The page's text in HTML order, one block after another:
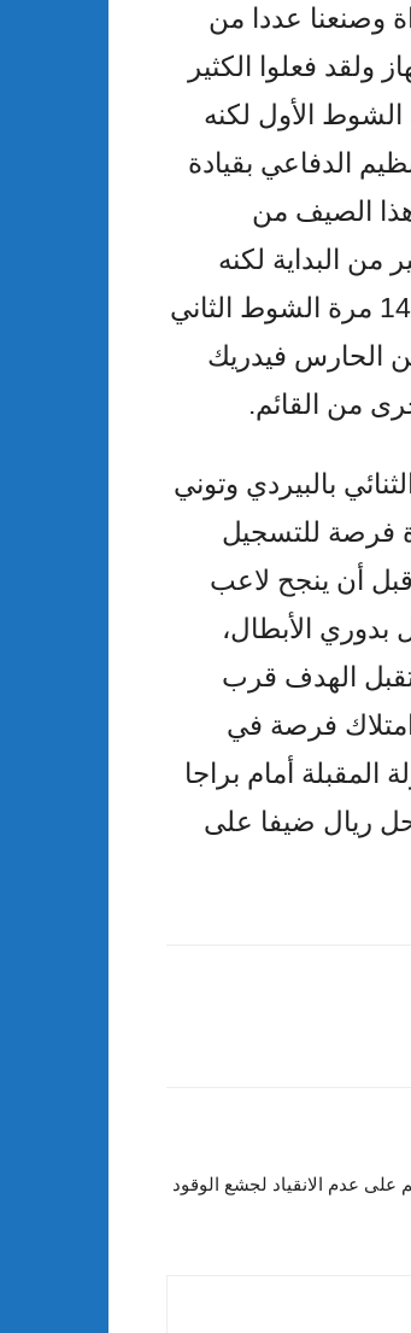
وصنعنا عددا من
ولقد فعلوا الكثير
الأول لكنه
الدفاعي بقيادة
هذا الصيف من
البداية لكنه
أهدر فرصتين مبكرتين بضربتي رأس، وبدأ بطل أوروبا 14 مرة الشوط الثاني
الحارس فيدريك
من القائم.
بالبيردي وتوني
فرصة للتسجيل
قبل أن ينجح لاعب
الأبطال،
الهدف قرب
فرصة في
أمام براجا
ريال ضيفا على
على عدم الانقياد لجشع الوقود